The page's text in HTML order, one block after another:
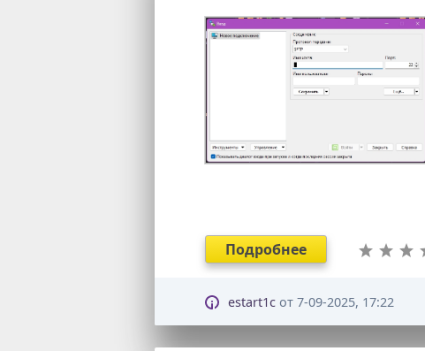
Подробнее
estart1cот 7-09-2025, 17:22